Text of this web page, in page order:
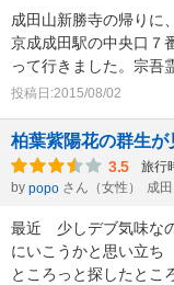
成田山新勝寺の帰りに
京成成田駅の中央口７
って行きました。宗吾
投稿日:2015/08/02
柏葉紫陽花の群生が
3.5 旅行
by popo さん（女性） 成
最近 少しデブ気味な
にいこうかと思い立
ところっと探したとこ